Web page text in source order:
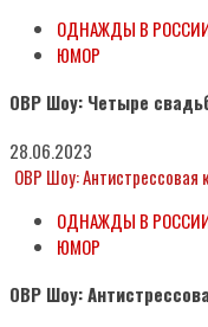
ОДНАЖДЫ В
ЮМОР
ОВР Шоу: Четыре
28.06.2023
ОВР Шоу: Антистрессовая
ОДНАЖДЫ В
ЮМОР
ОВР Шоу: